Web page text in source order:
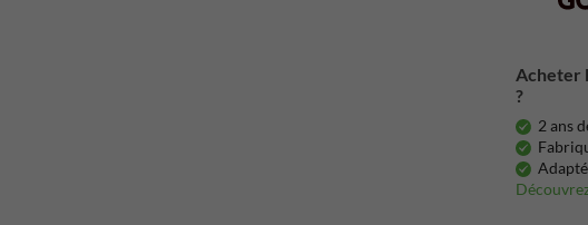
Acheter
?
2 ans